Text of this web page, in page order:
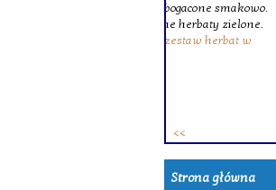
Strona główna